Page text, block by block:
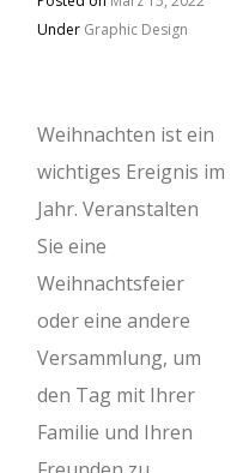
Under Graphic Design
Weihnachten ist ein
wichtiges Ereignis im
Jahr.Veranstalten
Sie eine
Weihnachtsfeier
oder eine andere
Versammlung, um
den Tag mit Ihrer
Familie und Ihren